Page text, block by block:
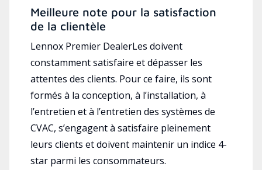
Meilleure note pour la satisfaction
de la clientèle
Lennox Premier DealerLes doivent
constamment satisfaire et dépasser les
attentes des clients. Pour ce faire, ils sont
formés à la conception, à l’installation, à
l’entretien et à l’entretien des systèmes de
CVAC, s’engagent à satisfaire pleinement
leurs clients et doivent maintenir un indice 4-
star parmi les consommateurs.